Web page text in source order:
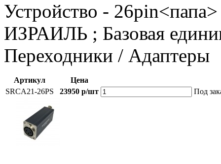
Устройство -
ИЗРАИЛЬ ; Базовая
Переходники / Адаптеры
Артикул
Цена
SRCA21-26PS
23950 р/шт Под